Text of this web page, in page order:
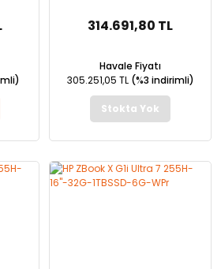
314.691,80 TL
Havale Fiyatı
305.251,05 TL (%3 indirimli)
Stokta Yok